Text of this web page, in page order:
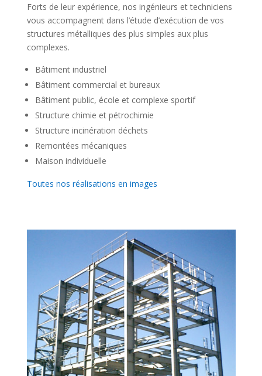
Forts de leur expérience, nos ingénieurs et techniciens
vous accompagnent dans l’étude d’exécution de vos
structures métalliques des plus simples aux plus
complexes.
Bâtiment industriel
Bâtiment commercial et bureaux
Bâtiment public, école et complexe sportif
Structure chimie et pétrochimie
Structure incinération déchets
Remontées mécaniques
Maison individuelle
Toutes nos réalisations en images